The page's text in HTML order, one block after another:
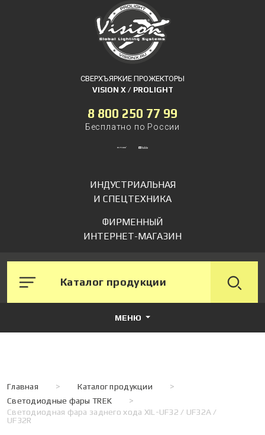
СВЕРХЪЯРКИЕ ПРОЖЕКТОРЫ
VISION X / PROLIGHT
8 800 250 77 99
Бесплатно по России
ИНДУСТРИАЛЬНАЯ
И СПЕЦТЕХНИКА
ФИРМЕННЫЙ
ИНТЕРНЕТ-МАГАЗИН
Каталог продукции
МЕНЮ
Главная > Каталог продукции
>
Светодиодные фары TREK
>
Светодиодная фара заднего хода XIL-UF32 / UF32A /
UF32R